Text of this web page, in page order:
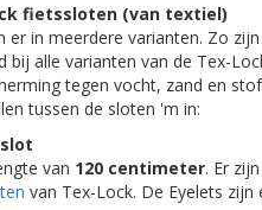
fietssloten (van textiel)
er in meerdere varianten. Zo
bij alle varianten van de Tex-
tegen vocht, zand en
tussen de sloten 'm in:
van 120 centimeter. Er
van Tex-Lock. De Eyelets